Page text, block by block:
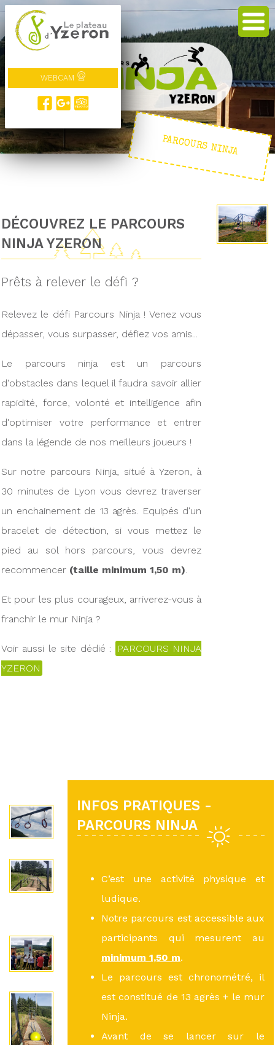
WEBCAM
PARCOURS NINJA
DÉCOUVREZ LE PARCOURS
NINJA YZERON
Prêts à relever le défi ?
Relevez le défi Parcours Ninja ! Venez vous
dépasser, vous surpasser, défiez vos amis...
Le parcours ninja est un parcours
d'obstacles dans lequel il faudra savoir allier
rapidité, force, volonté et intelligence afin
d'optimiser votre performance et entrer
dans la légende de nos meilleurs joueurs !
Sur notre parcours Ninja, situé à Yzeron, à
30 minutes de Lyon vous devrez traverser
un enchainement de 13 agrès. Equipés d'un
bracelet de détection, si vous mettez le
pied au sol hors parcours, vous devrez
recommencer (taille minimum 1,50 m)
Et pour les plus courageux, arriverez-vous à
franchir le mur Ninja ?
Voir aussi le site dédié :
PARCOURS NINJA
YZERON
INFOS PRATIQUES -
PARCOURS NINJA
C’est une activité physique et
ludique.
Notre parcours est accessible aux
participants qui mesurent au
minimum 1,50 m.
Le parcours est chronométré, il
est constitué de 13 agrès + le mur
Ninja.
Avant de se lancer sur le